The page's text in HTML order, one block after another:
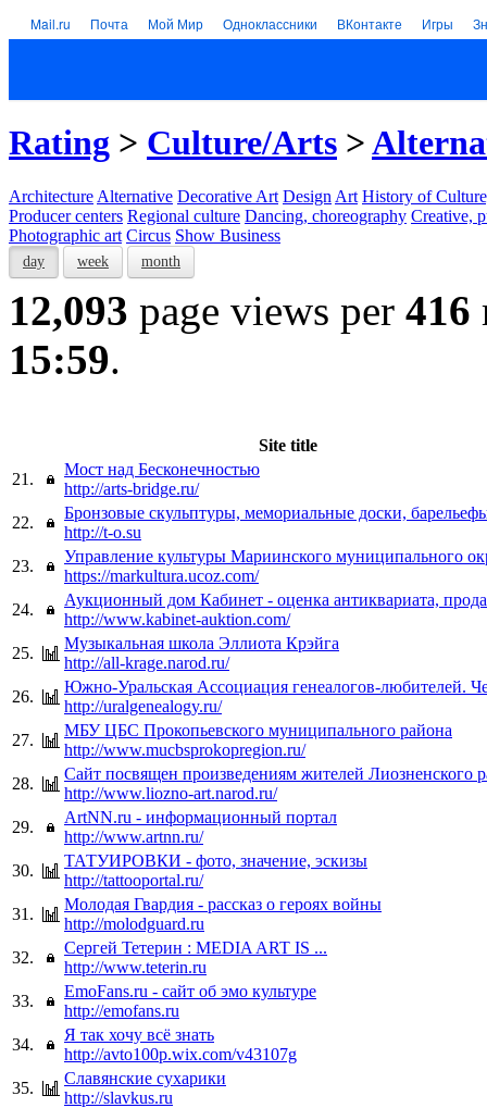
Mail.ru Почта Мой Мир Одноклассники ВКонтакте Игры
Rating > Culture/Arts >
Architecture Alternative Decorative Art Design Art History of
Producer centers Regional culture Dancing, choreography Creative,
Photographic art Circus Show Business
day week month
12,093 page views per 416
15:59.
Site title
21.
Мост над Бесконечностью
http://arts-bridge.ru/
22.
Бронзовые скульптуры, мемориальные доски,
http://t-o.su
23.
Управление культуры Мариинского муниципального
https://markultura.ucoz.com/
24.
Аукционный дом Кабинет - оценка антиквариата,
http://www.kabinet-auktion.com/
25.
Музыкальная школа Эллиота Крэйга
http://all-krage.narod.ru/
26.
Южно-Уральская Ассоциация генеалогов-любителей.
http://uralgenealogy.ru/
27.
МБУ ЦБС Прокопьевского муниципального района
http://www.mucbsprokopregion.ru/
28.
Сайт посвящен произведениям жителей Лиозненского
http://www.liozno-art.narod.ru/
29.
ArtNN.ru - информационный портал
http://www.artnn.ru/
30.
ТАТУИРОВКИ - фото, значение, эскизы
http://tattooportal.ru/
31.
Молодая Гвардия - рассказ о героях войны
http://molodguard.ru
32.
Сергей Тетерин : MEDIA ART IS ...
http://www.teterin.ru
33.
EmoFans.ru - сайт об эмо культуре
http://emofans.ru
34.
Я так хочу всё знать
http://avto100p.wix.com/v43107g
35.
Славянские сухарики
http://slavkus.ru